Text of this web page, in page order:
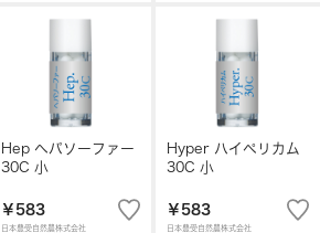
Hep ヘパソーファー
30C 小
￥583
日本豊受自然農株式会社
Hyper ハイペリカム
30C 小
￥583
日本豊受自然農株式会社